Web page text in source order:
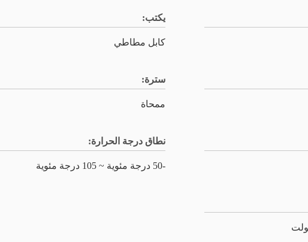
يكتب:
كابل مطاطي
سترة:
ممحاة
نطاق درجة الحرارة:
-50 درجة مئوية ~ 105 درجة مئوية